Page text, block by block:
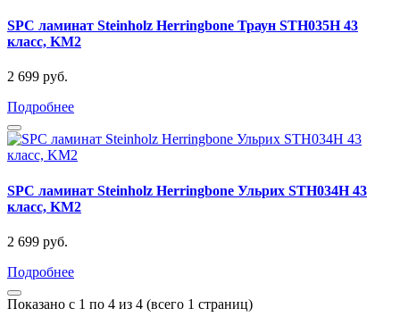
SPC ламинат Steinholz Herringbone Траун STH035Н 43
класс, KM2
2 699 руб.
Подробнее
SPC ламинат Steinholz Herringbone Ульрих STH034H 43
класс, KM2
2 699 руб.
Подробнее
Показано с 1 по 4 из 4 (всего 1 страниц)